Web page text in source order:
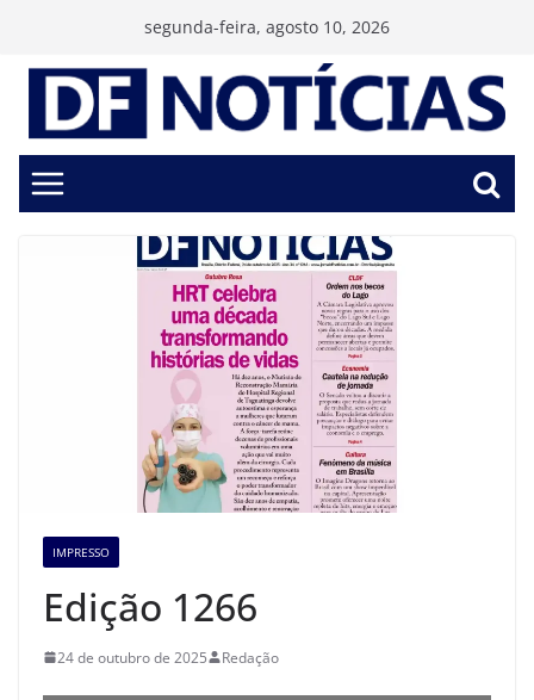
conteúdo
segunda-feira, agosto 10, 2026
IMPRESSO
Edição 1266
24 de outubro de 2025 Redação